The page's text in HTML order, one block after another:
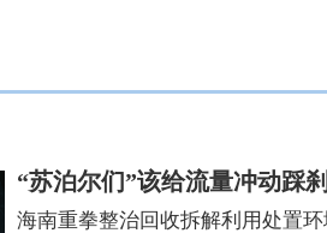
“苏泊尔们”该给流量冲动踩
海南重拳整治回收拆解利用处置